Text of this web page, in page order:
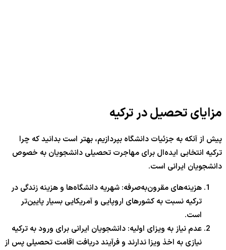
مزایای تحصیل در ترکیه
پیش از آنکه به جزئیات دانشگاه بپردازیم، بهتر است بدانید که چرا
ترکیه انتخابی ایده‌ال برای مهاجرت تحصیلی دانشجویان به خصوص
دانشجویان ایرانی است.
هزینه‌های مقرون‌به‌صرفه: شهریه دانشگاه‌ها و هزینه زندگی در
ترکیه نسبت به کشورهای اروپایی و آمریکایی بسیار پایین‌تر
است.
عدم نیاز به ویزای اولیه: دانشجویان ایرانی برای ورود به ترکیه
نیازی به اخذ ویزا ندارند و فرآیند دریافت اقامت تحصیلی پس از